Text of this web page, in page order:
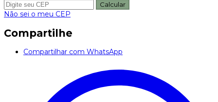
Calcular
Não sei o meu CEP
Compartilhe
Compartilhar com WhatsApp